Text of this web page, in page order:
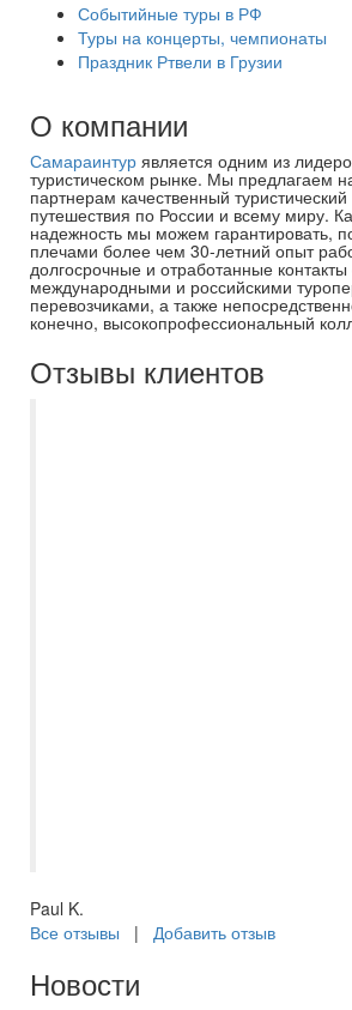
Событийные туры в РФ
Туры на концерты, чемпионаты
Праздник Ртвели в Грузии
О компании
Самараинтур является одним из
туристическом рынке. Мы предлагаем
партнерам качественный
путешествия по России и всему миру.
надежность мы можем гарантировать,
плечами более чем 30-летний опыт
долгосрочные и отработанные
международными и российскими
перевозчиками, а также
конечно, высокопрофессиональный
Отзывы клиентов
Paul K.
Все отзывы | Добавить отзыв
Новости